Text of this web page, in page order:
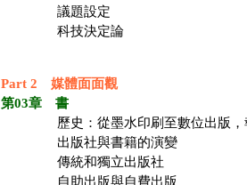
議題設定
科技決定論
Part 2 媒體面面觀
第03章 書
歷史：從墨水印刷至數位出版
出版社與書籍的演變
傳統和獨立出版社
自助出版與自費出版